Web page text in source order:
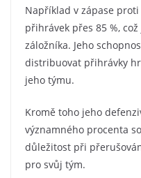
Například v zápase
přihrávek přes 85 %,
záložníka. Jeho
distribuovat přihrávky
jeho týmu.
Kromě toho jeho
významného procenta
důležitost při
pro svůj tým.